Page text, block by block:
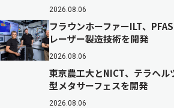
2026.08.06
フラウンホーファーILT、
レーザー製造技術を開発
2026.08.06
東京農工大とNICT、テラヘ
型メタサーフェスを開発
2026.08.06